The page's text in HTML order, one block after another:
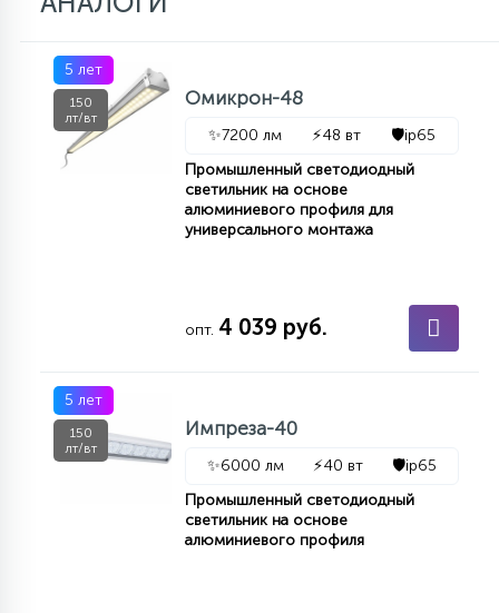
5 лет
150
лт/вт
Омикрон-48
✨7200 лм ⚡48 вт 🛡️ip65
Промышленный светодиодный
светильник на основе
алюминиевого профиля для
универсального монтажа
опт. 4 039 руб.
5 лет
150
лт/вт
Импреза-40
✨6000 лм ⚡40 вт 🛡️ip65
Промышленный светодиодный
светильник на основе
алюминиевого профиля